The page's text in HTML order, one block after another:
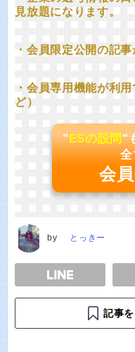
見放題になります。
・会員限定公開の記事
・会員専用機能が利
ど）
"ESの設問"
全
会
by とっきー
TWEET
記事